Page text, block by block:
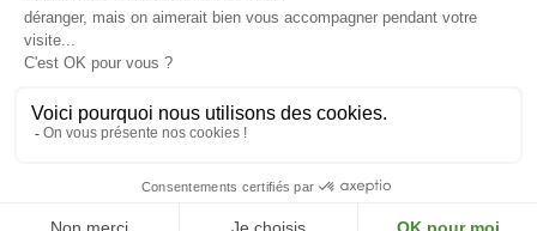
Conditions d’utilisation
Cookies
2026 SEFE Energy159 rue Anatole France, 92309
Levallois-Perret, France
L'énergie est notre avenir, économisons-la